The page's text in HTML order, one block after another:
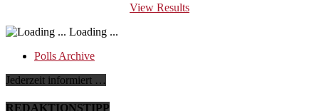
View Results
Loading ...
Polls Archive
Jederzeit informiert …
REDAKTIONSTIPP